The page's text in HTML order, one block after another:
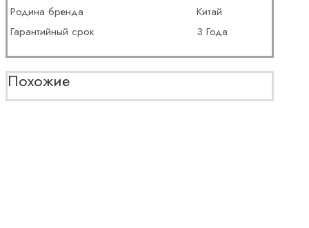
Родина бренда
Китай
Гарантийный срок
3 Года
Похожие